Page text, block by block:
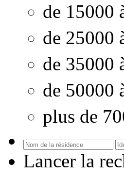
de 15000
de 25000
de 35000
de 50000
plus de
Lancer la